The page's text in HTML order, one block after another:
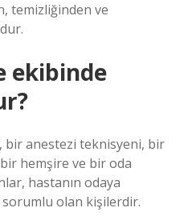
temizliğinden ve
ekibinde
bir anestezi teknisyeni, bir
hemşire ve bir oda
hastanın odaya
olan kişilerdir.